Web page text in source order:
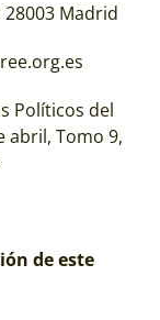
28003 Madrid
Políticos del
abril, Tomo 9,
de este